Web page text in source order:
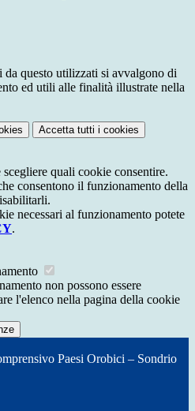
questo utilizzati si avvalgono di
ed utili alle finalità illustrate nella
Accetta tutti i cookies
quali cookie consentire.
consentono il funzionamento della
necessari al funzionamento potete
.
non possono essere
l'elenco nella pagina della cookie
Paesi Orobici – Sondrio